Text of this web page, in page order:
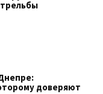
доверяют